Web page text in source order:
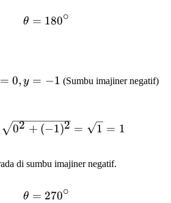
\theta = 180^\circ
θ = 180∘
= 0, y = −1 (Sumbu imajiner negatif)
|z_c| = \sqrt{0^2 + (-
02 + (−1)2 = 1 = 1
di sumbu imajiner negatif.
\theta = 270^\circ
θ = 270∘